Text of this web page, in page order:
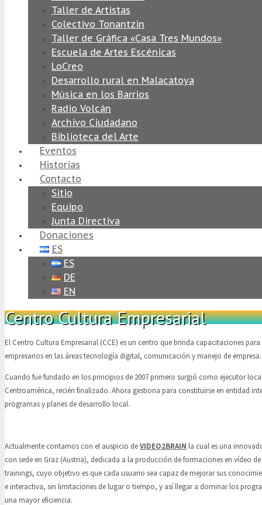
Taller de Artistas
Colectivo Tonantzin
Taller de Gráfica «Casa Tres Mundos»
Escuela de Artes Escénicas
LoCreo
Desarrollo rural en Malacatoya
Música en los Barrios
Radio Volcán
Archivo Ciudadano
Biblioteca del Arte
Eventos
Historias
Contacto
Sitio
Equipo
Junta Directiva
Donaciones
ES
ES
DE
EN
Centro Cultura Empresarial
El Centro Cultura Empresarial (CCE) es un centro que brinda capacitaciones
empresarios en las áreas tecnología digital, comunicación y manejo de empresa.
Cuando fue fundado en los principios de 2007 primero surgió como ejecutor
Centroamérica, recién finalizado. Ahora gestiona para constituirse en entidad
programas y planes de desarrollo local.
Actualmente contamos con el auspicio deVIDEO2BRAIN la cual es una
con sede en Graz (Austria), dedicada a la producción de formaciones en vídeo
trainings, cuyo objetivo es que cada usuario sea capaz de mejorar sus
e interactiva, sin limitaciones de lugar o tiempo, y así llegar a dominar los
una mayor eficiencia.